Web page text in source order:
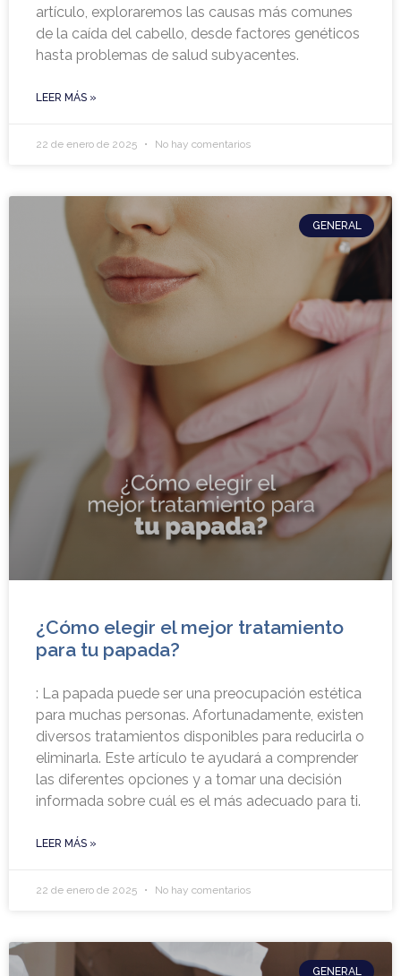
artículo, exploraremos las causas más comunes
de la caída del cabello, desde factores genéticos
hasta problemas de salud subyacentes.
LEER MÁS »
22 de enero de 2025 No hay comentarios
GENERAL
¿Cómo elegir el mejor tratamiento
para tu papada?
: La papada puede ser una preocupación estética
para muchas personas. Afortunadamente, existen
diversos tratamientos disponibles para reducirla o
eliminarla. Este artículo te ayudará a comprender
las diferentes opciones y a tomar una decisión
informada sobre cuál es el más adecuado para ti.
LEER MÁS »
22 de enero de 2025 No hay comentarios
GENERAL